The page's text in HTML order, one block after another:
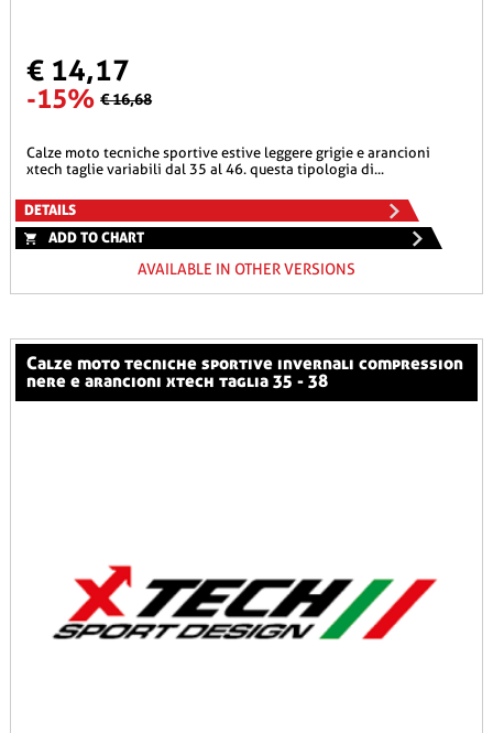
€ 14,17
-15% € 16,68
calze moto tecniche sportive estive leggere grigie e arancioni
xtech taglie variabili dal 35 al 46. questa tipologia di...
DETAILS
ADD TO CHART
AVAILABLE IN OTHER VERSIONS
calze moto tecniche sportive invernali compression
nere e arancioni xtech taglia 35 - 38